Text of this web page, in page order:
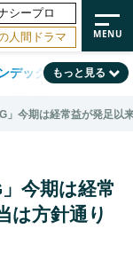
シープロ
人間ドラマ
デックスファンド
#トレンド
語解説 #海外事情
#米国株
もっと見る
」今期は経常益が発足
今期は経常
は方針通り